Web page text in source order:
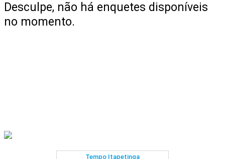
Desculpe, não há enquetes disponíveis
no momento.